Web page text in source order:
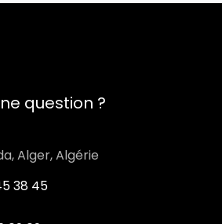
question ?
Alger, Algérie
38 45